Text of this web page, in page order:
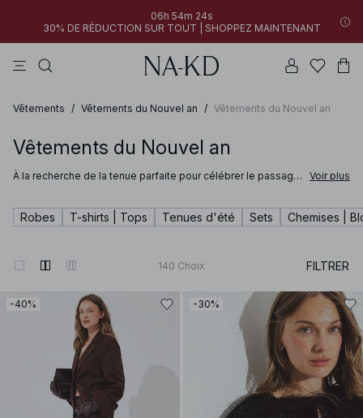
06h 54m 23s
30% DE RÉDUCTION SUR TOUT | SHOPPEZ MAINTENANT
Vêtements / Vêtements du Nouvel an / Vêtements du Nouvel an
Vêtements du Nouvel an
À la recherche de la tenue parfaite pour célébrer le passage
robes à sequins classiques aux tops en dentelle romantique
– notre impressionnante collection de tenues de réveillon
glamour, vous trouverez la tenue idéale pour la nouvelle
année.
Voir plus
Robes T-shirts | Tops Tenues d'été Sets Chemises |
140 Choix FILTRER
-40% -30%